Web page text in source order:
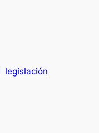
legislación